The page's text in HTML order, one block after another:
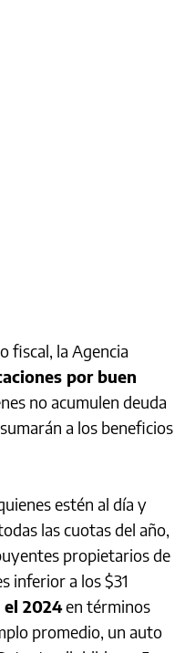
fiscal, la Agencia
por buen
no acumulen deuda
a los beneficios
estén al día y
las cuotas del año,
propietarios de
inferior a los $31
el 2024en términos
promedio, un auto